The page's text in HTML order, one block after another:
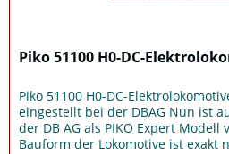
Piko 51100 H0-DC-
Piko 51100 H0-DC-
eingestellt bei der DBAG Nun ist
der DB AG als PIKO Expert
Bauform der Lokomotive ist exakt